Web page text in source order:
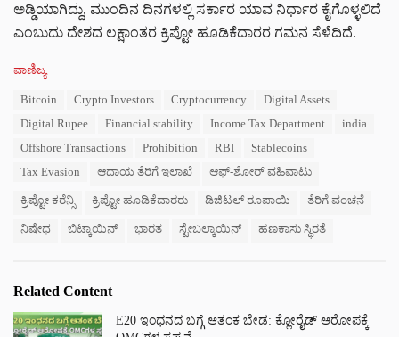
ಅಡ್ಡಿಯಾಗಿದ್ದು, ಮುಂದಿನ ದಿನಗಳಲ್ಲಿ ಸರ್ಕಾರ ಯಾವ ನಿರ್ಧಾರ ಕೈಗೊಳ್ಳಲಿದೆ
ಎಂಬುದು ದೇಶದ ಲಕ್ಷಾಂತರ ಕ್ರಿಪ್ಟೋ ಹೂಡಿಕೆದಾರರ ಗಮನ ಸೆಳೆದಿದೆ.
C
ವಾಣಿಜ್ಯ
Bitcoin Crypto Investors Cryptocurrency
Digital Assets
Digital Rupee
Financial stability Income Tax Department
india
Offshore Transactions
Prohibition RBI
Stablecoins
Tax Evasion
ಆದಾಯ ತೆರಿಗೆ ಇಲಾಖೆ ಆಫ್-ಶೋರ್ ವಹಿವಾಟು
ಕ್ರಿಪ್ಟೋ ಕರೆನ್ಸಿ ಕ್ರಿಪ್ಟೋ ಹೂಡಿಕೆದಾರರು ಡಿಜಿಟಲ್ ರೂಪಾಯಿ ತೆರಿಗೆ ವಂಚನೆ
ನಿಷೇಧ ಬಿಟ್ಕಾಯಿನ್ ಭಾರತ ಸ್ಟೇಬಲ್ಕಾಯಿನ್ ಹಣಕಾಸು ಸ್ಥಿರತೆ
Related Content
E20 ಇಂಧನದ ಬಗ್ಗೆ ಆತಂಕ ಬೇಡ: ಕ್ಲೋರೈಡ್ ಆರೋಪಕ್ಕೆ